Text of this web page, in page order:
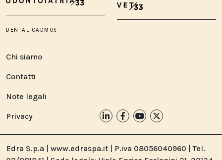
Chi siamo
Contatti
Note legali
Privacy
Edra S.p.a | www.edraspa.it | P.iva 08056040960 | Tel.